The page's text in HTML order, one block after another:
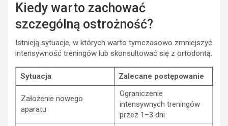
Kiedy warto zachować
szczególną ostrożność?
Istnieją sytuacje, w których warto tymczasowo zmniejszyć
intensywność treningów lub skonsultować się z ortodontą.
Sytuacja Zalecane postępowanie
Założenie nowego
aparatu
Ograniczenie
intensywnych treningów
przez 1–3 dni